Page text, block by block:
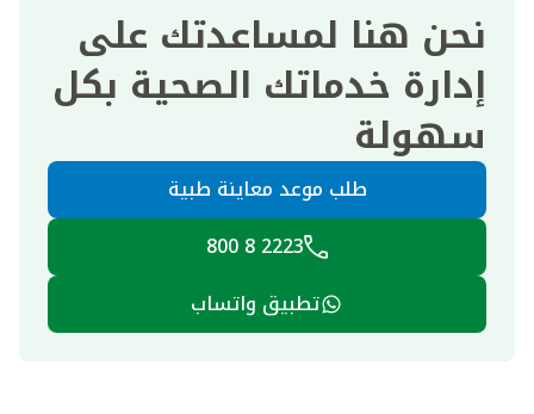
نحن هنا لمساعدتك على
إدارة خدماتك الصحية بكل
سهولة
طلب موعد معاينة طبية
2223 8 800
تطبيق واتساب